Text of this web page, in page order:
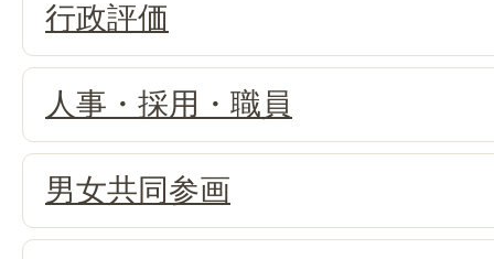
行政評価
人事・採用・職員
男女共同参画